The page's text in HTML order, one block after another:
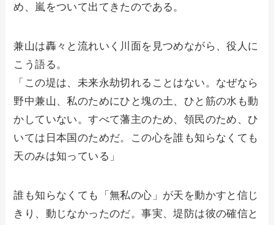
め、嵐をついて出てきたのである。
兼山は轟々と流れいく川面を見つめながら、役人に
こう語る。
「この堤は、未来永劫切れることはない。なぜなら
野中兼山、私のためにひと塊の土、ひと筋の水も動
かしていない。すべて藩主のため、領民のため、ひ
いては日本国のためだ。この心を誰も知らなくても
天のみは知っている」
誰も知らなくても「無私の心」が天を動かすと信じ
きり、動じなかったのだ。事実、堤防は彼の確信と